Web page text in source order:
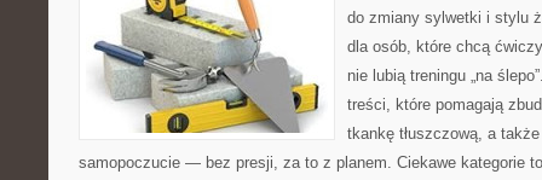
do zmiany sylwetki i stylu
dla osób, które chcą
nie lubią treningu „na
treści, które pomagają
tkankę tłuszczową, a
samopoczucie — bez presji, za to z planem. Ciekawe kategorie